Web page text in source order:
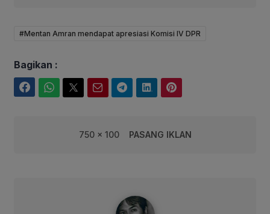
#Mentan Amran mendapat apresiasi Komisi IV DPR
Bagikan :
750 x 100 PASANG IKLAN